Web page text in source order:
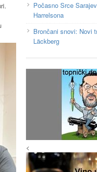
Počasno Srce
Harrelsona
Brončani snovi: Novi
Läckberg
<